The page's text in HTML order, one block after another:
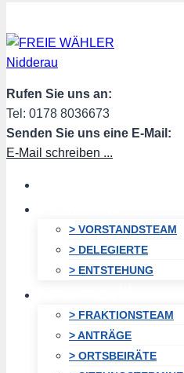
Inhalt
springen
Rufen Sie uns an:
Tel: 0178 8036673
Senden Sie uns eine E-Mail:
E-Mail schreiben ...
> VORSTANDSTEAM
> DELEGIERTE
> ENTSTEHUNG
> FRAKTIONSTEAM
> ANTRÄGE
> ORTSBEIRÄTE